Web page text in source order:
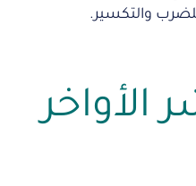
والتكسير.